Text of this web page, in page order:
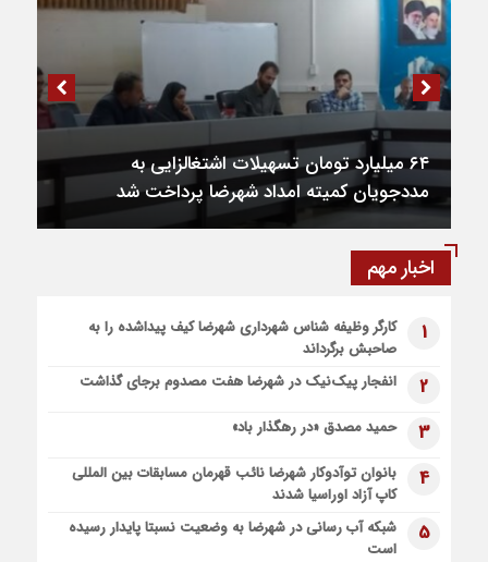
یافت
6 روز قبل
۹ طرح عمرانی در دوره ششم شوراهای شهر در شهرضا تکمیل شد
6 روز قبل
۸۱ هکتار طالبی در اراضی شهرضا کشت شد
6 روز قبل
۹۱۰ تن قیر برای آسفالت جاده های کشاورزی شهرضا و دهاقان
اختصاص یافت
نخستین مرکز هوش مصنوعی و کسب‌ و کار خلاق شهرستان
شهرضا افتتاح شد
پیاده روی اربعین، ادامه نهضت حسینی است
اعزام موکب بقیه الله الاعظم (عج) از شهرضا به نجف اشرف
قطار زیارتی مشهد مقدس در مسیر شهرضا و دهاقان قرار گرفت
۶۴ میلیارد تومان تسهیلات اشتغالزایی به
مددجویان کمیته امداد شهرضا پرداخت شد
اخبار مهم
1
کارگر وظیفه شناس شهرداری شهرضا کیف پیداشده را به
صاحبش برگرداند
2 انفجار پیک‌نیک در شهرضا هفت مصدوم برجای گذاشت
3 حمید مصدق «در رهگذار باد»
4
بانوان توآدوکار شهرضا نائب قهرمان مسابقات بین المللی
کاپ آزاد اوراسیا شدند
5
شبکه آب رسانی در شهرضا به وضعیت نسبتا پایدار رسیده
است